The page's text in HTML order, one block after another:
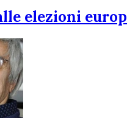
elezioni